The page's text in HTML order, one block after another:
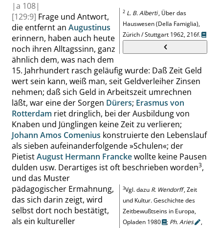
2 L. B. Alberti, Über das
Hauswesen (Della Famiglia),
Zürich / Stuttgart 1962,216f.
|a 108|
[129:9] Frage und Antwort,
die entfernt an Augustinus
erinnern, haben auch heute
noch ihren Alltagssinn, ganz
ähnlich dem, was nach dem
15. Jahrhundert rasch geläufig wurde: Daß Zeit Geld
wert sein kann, weiß man, seit Geldverleiher Zinsen
nehmen; daß sich Geld in Arbeitszeit umrechnen
läßt, war eine der Sorgen Dürers; Erasmus von
Rotterdam riet dringlich, bei der Ausbildung von
Knaben und Jünglingen keine Zeit zu verlieren;
Johann Amos Comenius konstruierte den Lebenslauf
als sieben aufeinanderfolgende»Schulen«; der
PietistAugust Hermann Franckewollte keine Pausen
dulden usw. Derartiges ist oft beschrieben worden3
3Vgl. dazu R. Wendorff, Zeit
und Kultur. Geschichte des
Zeitbewußtseins in Europa,
Opladen 1980
; Ph.Aries
,
,
und das Muster
pädagogischer Ermahnung,
das sich darin zeigt, wird
selbst dort noch bestätigt,
als ein kultureller